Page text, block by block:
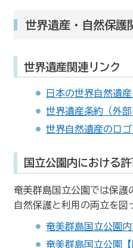
世界遺産・自然保護
世界遺産関連リンク
日本の世界自然遺産
世界遺産条約（外部
世界自然遺産のロ
国立公園内における
奄美群島国立公園では保護
自然保護と利用の両立を図
奄美群島国立公園
奄美群島国立公園